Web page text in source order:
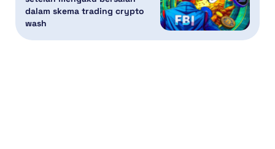
dalam skema trading crypto
wash